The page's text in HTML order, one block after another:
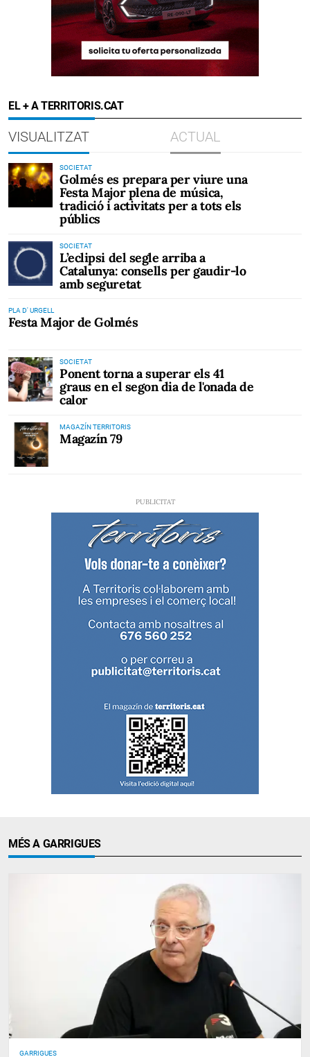
EL + A TERRITORIS.CAT
VISUALITZAT ACTUAL
SOCIETAT
Golmés es prepara per viure una
Festa Major plena de música,
tradició i activitats per a tots els
públics
SOCIETAT
L’eclipsi del segle arriba a
Catalunya: consells per gaudir-lo
amb seguretat
PLA D' URGELL
Festa Major de Golmés
SOCIETAT
Ponent torna a superar els 41
graus en el segon dia de l'onada de
calor
MAGAZÍN TERRITORIS
Magazín 79
MÉS A GARRIGUES
GARRIGUES